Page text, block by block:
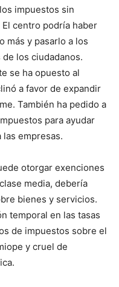
impuestos sin
centro podría haber
más y pasarlo a los
los ciudadanos.
se ha opuesto al
a favor de expandir
También ha pedido a
para ayudar
empresas.
otorgar exenciones
media, debería
bienes y servicios.
temporal en las tasas
de impuestos sobre el
y cruel de